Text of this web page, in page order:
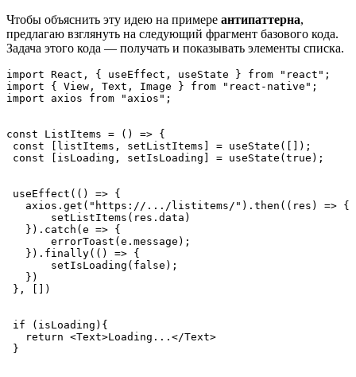
Чтобы объяснить эту идею на примере антипаттерна,
предлагаю взглянуть на следующий фрагмент базового кода.
Задача этого кода — получать и показывать элементы списка.
import React, { useEffect, useState } from "react";
import { View, Text, Image } from "react-native";
import axios from "axios";
const ListItems = () => {
const [listItems, setListItems] = useState([]);
const [isLoading, setIsLoading] = useState(true);
useEffect(() => {
   axios.get("https://.../listitems/").then((res) => {
       setListItems(res.data)
   }).catch(e => {
       errorToast(e.message);
   }).finally(() => {
       setIsLoading(false);
   })
}, [])
if (isLoading){
   return <Text>Loading...</Text>
}